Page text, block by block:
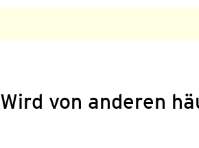
Wird von anderen